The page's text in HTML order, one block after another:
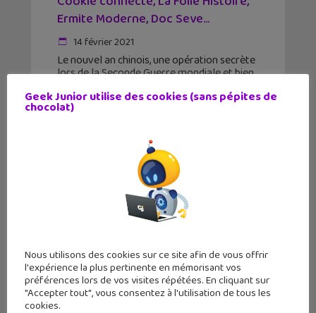
Ermite Moderne, Doc Seve...
14 février 2021
Le nouvel an chinois, une opération secrète
lors de la Seconde Guerre mondiale et bien
découvrir ! Nous avons sélectionné pour
vous cette semaine des vidéos des chaînes
Geek Junior utilise des cookies (sans pépites de
chocolat)
Nous utilisons des cookies sur ce site afin de vous offrir
l'expérience la plus pertinente en mémorisant vos
préférences lors de vos visites répétées. En cliquant sur
"Accepter tout", vous consentez à l'utilisation de tous les
cookies.